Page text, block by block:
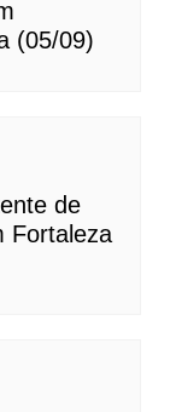
(05/09)
de
Fortaleza